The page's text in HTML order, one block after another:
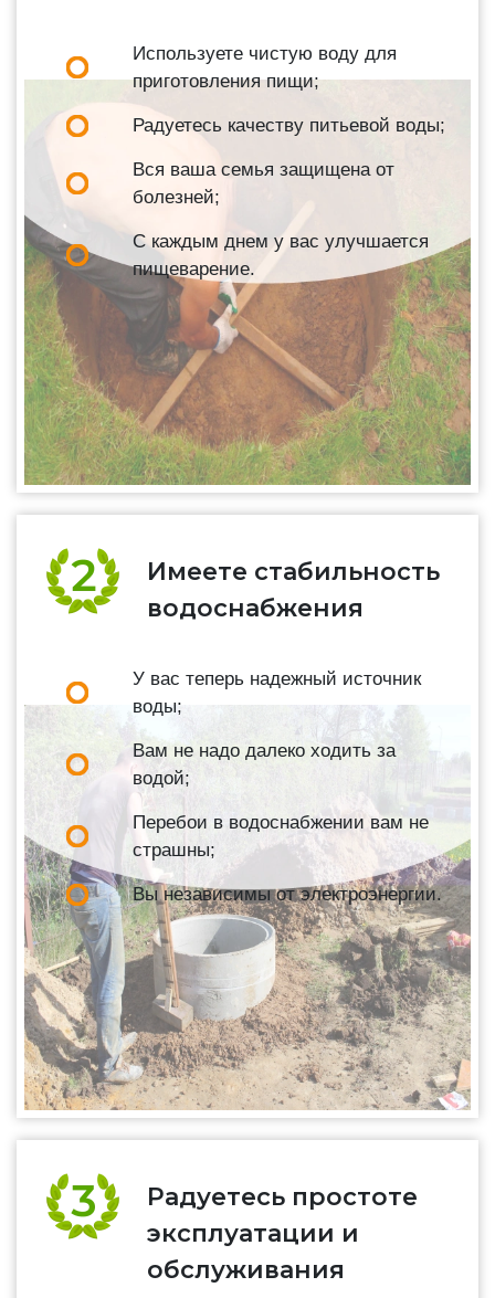
Используете чистую воду для
приготовления пищи;
Радуетесь качеству питьевой воды;
Вся ваша семья защищена от
болезней;
С каждым днем у вас улучшается
пищеварение.
Имеете стабильность
водоснабжения
У вас теперь надежный источник
воды;
Вам не надо далеко ходить за
водой;
Перебои в водоснабжении вам не
страшны;
Вы независимы от электроэнергии.
Радуетесь простоте
эксплуатации и
обслуживания